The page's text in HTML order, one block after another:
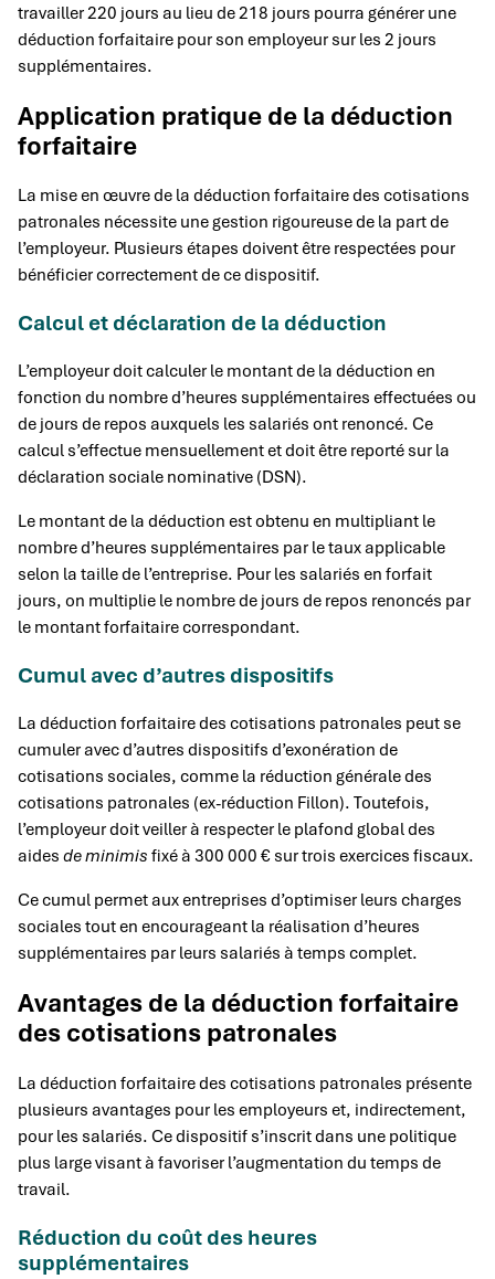
travailler 220 jours au lieu de 218 jours pourra générer une
déduction forfaitaire pour son employeur sur les 2 jours
supplémentaires.
Application pratique de la déduction
forfaitaire
La mise en œuvre de la déduction forfaitaire des cotisations
patronales nécessite une gestion rigoureuse de la part de
l’employeur. Plusieurs étapes doivent être respectées pour
bénéficier correctement de ce dispositif.
Calcul et déclaration de la déduction
L’employeur doit calculer le montant de la déduction en
fonction du nombre d’heures supplémentaires effectuées ou
de jours de repos auxquels les salariés ont renoncé. Ce
calcul s’effectue mensuellement et doit être reporté sur la
déclaration sociale nominative (DSN).
Le montant de la déduction est obtenu en multipliant le
nombre d’heures supplémentaires par le taux applicable
selon la taille de l’entreprise. Pour les salariés en forfait
jours, on multiplie le nombre de jours de repos renoncés par
le montant forfaitaire correspondant.
Cumul avec d’autres dispositifs
La déduction forfaitaire des cotisations patronales peut se
cumuler avec d’autres dispositifs d’exonération de
cotisations sociales, comme la réduction générale des
cotisations patronales (ex-réduction Fillon). Toutefois,
l’employeur doit veiller à respecter le plafond global des
aides de minimis fixé à 300 000 € sur trois exercices fiscaux.
Ce cumul permet aux entreprises d’optimiser leurs charges
sociales tout en encourageant la réalisation d’heures
supplémentaires par leurs salariés à temps complet.
Avantages de la déduction forfaitaire
des cotisations patronales
La déduction forfaitaire des cotisations patronales présente
plusieurs avantages pour les employeurs et, indirectement,
pour les salariés. Ce dispositif s’inscrit dans une politique
plus large visant à favoriser l’augmentation du temps de
travail.
Réduction du coût des heures
supplémentaires